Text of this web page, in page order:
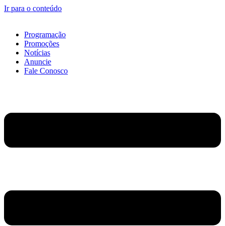
Ir para o conteúdo
Programação
Promoções
Notícias
Anuncie
Fale Conosco